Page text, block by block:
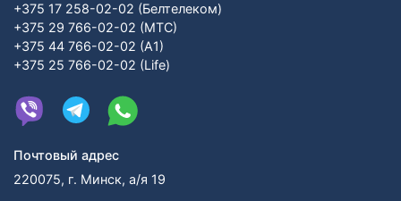
+375 17 258-02-02 (Белтелеком)
+375 29 766-02-02 (МТС)
+375 44 766-02-02 (А1)
+375 25 766-02-02 (Life)
Почтовый адрес
220075, г. Минск, а/я 19